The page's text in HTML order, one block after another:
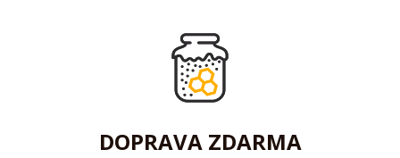
DOPRAVA ZDARMA